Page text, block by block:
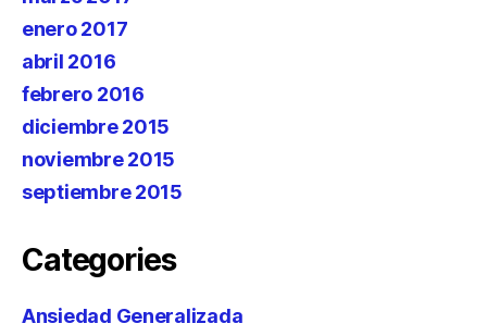
enero 2017
abril 2016
febrero 2016
diciembre 2015
noviembre 2015
septiembre 2015
Categories
Ansiedad Generalizada